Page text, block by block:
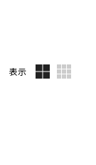
表示